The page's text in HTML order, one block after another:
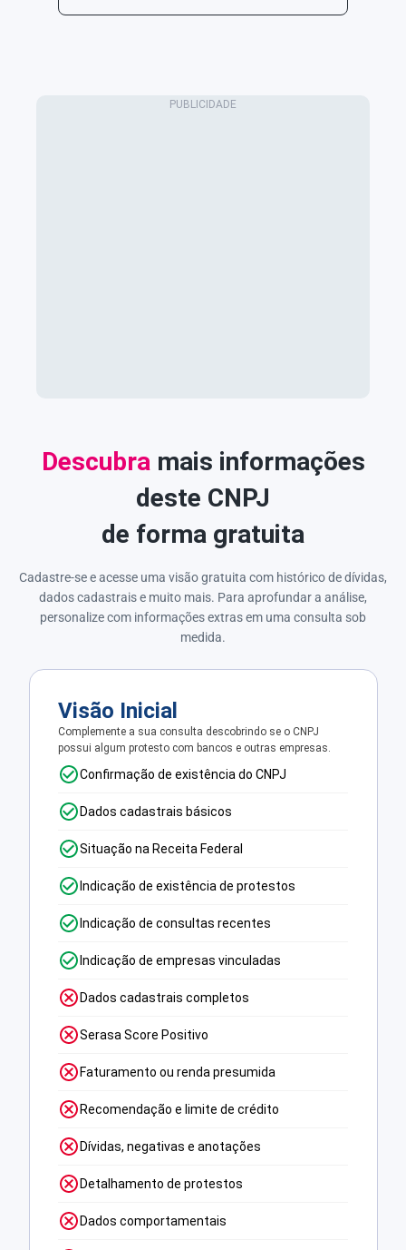
Descubra mais informações
deste CNPJ
de forma gratuita
Cadastre-se e acesse uma visão gratuita com histórico de dívidas,
dados cadastrais e muito mais. Para aprofundar a análise,
personalize com informações extras em uma consulta sob
medida.
Visão Inicial
Complemente a sua consulta descobrindo se o CNPJ
possui algum protesto com bancos e outras empresas.
Confirmação de existência do CNPJ
Dados cadastrais básicos
Situação na Receita Federal
Indicação de existência de protestos
Indicação de consultas recentes
Indicação de empresas vinculadas
Dados cadastrais completos
Serasa Score Positivo
Faturamento ou renda presumida
Recomendação e limite de crédito
Dívidas, negativas e anotações
Detalhamento de protestos
Dados comportamentais